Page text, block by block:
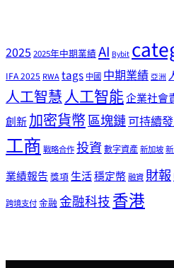
20252025年中期業績AI Bybit
IFA 2025 RWAtags中國 中期業績 亞洲
人工智慧人工智能企業社會
創新加密貨幣區塊鏈可持續
工商戰略合作投資數字資產新加坡
業績報告獎項生活穩定幣融資財報
跨境支付金融 金融科技香港